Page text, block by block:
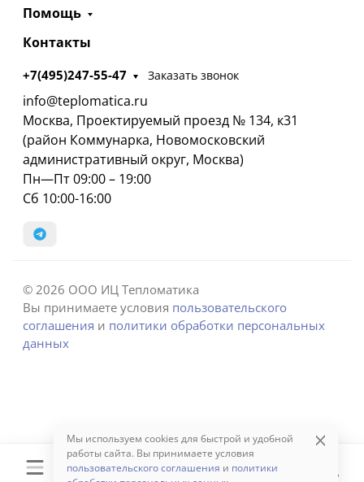
Помощь
Контакты
+7(495)247-55-47 Заказать звонок
info@teplomatica.ru
Москва, Проектируемый проезд № 134, к31
(район Коммунарка, Новомосковский
административный округ, Москва)
Пн—Пт 09:00 – 19:00
Сб 10:00-16:00
© 2026 ООО ИЦ Тепломатика
Вы принимаете условия пользовательского
соглашения и политики обработки персональных
данных
Мы используем cookies для быстрой и удобной
работы сайта. Вы принимаете условия
пользовательского соглашения и политики